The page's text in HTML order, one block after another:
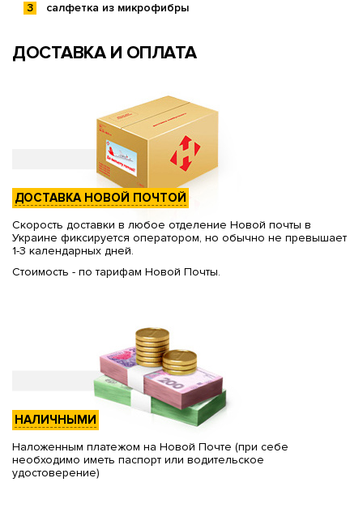
салфетка из микрофибры
ДОСТАВКА И ОПЛАТА
ДОСТАВКА НОВОЙ ПОЧТОЙ
Скорость доставки в любое отделение Новой почты в
Украине фиксируется оператором, но обычно не превышает
1-3 календарных дней.
Стоимость - по тарифам Новой Почты.
НАЛИЧНЫМИ
Наложенным платежом на Новой Почте (при себе
необходимо иметь паспорт или водительское
удостоверение)